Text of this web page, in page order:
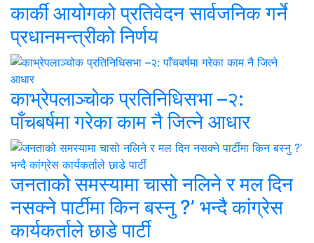
कार्की आयोगको प्रतिवेदन सार्वजनिक गर्ने
प्रधानमन्त्रीको निर्णय
काभ्रेपलाञ्चोक प्रतिनिधिसभा –२:
पाँचबर्षमा गरेका काम नै जित्ने आधार
जनताको समस्यामा चासो नलिने र मल दिन
नसक्ने पार्टीमा किन बस्नु ?’ भन्दै कांग्रेस
कार्यकर्ताले छाडे पार्टी